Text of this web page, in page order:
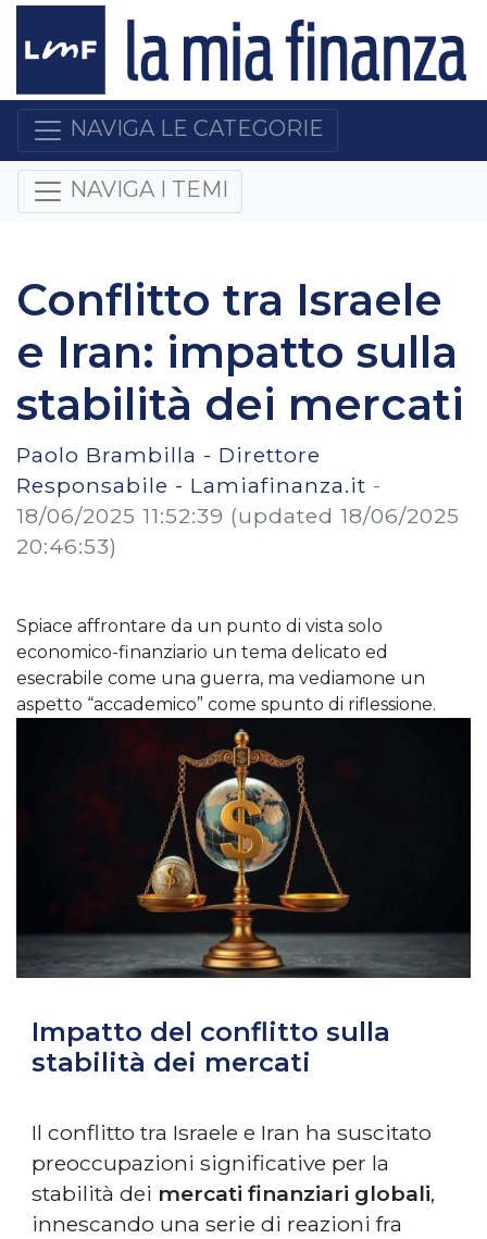
NAVIGA LE CATEGORIE
NAVIGA I TEMI
Conflitto tra Israele
e Iran: impatto sulla
stabilità dei mercati
Paolo Brambilla - Direttore
Responsabile - Lamiafinanza.it -
18/06/2025 11:52:39 (updated 18/06/2025
20:46:53)
Spiace affrontare da un punto di vista solo
economico-finanziario un tema delicato ed
esecrabile come una guerra, ma vediamone un
aspetto “accademico” come spunto di riflessione.
Impatto del conflitto sulla
stabilità dei mercati
Il conflitto tra Israele e Iran ha suscitato
preoccupazioni significative per la
stabilità dei mercati finanziari globali,
innescando una serie di reazioni fra